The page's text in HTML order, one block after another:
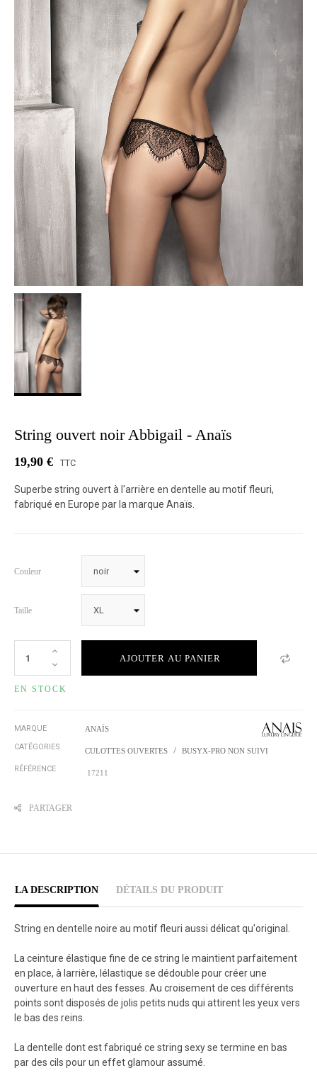
String ouvert noir Abbigail - Anaïs
19,90 € TTC
Superbe string ouvert à l'arrière en dentelle au motif fleuri,
fabriqué en Europe par la marque Anaïs.
Couleur
Taille
AJOUTER AU PANIER
EN STOCK
MARQUE ANAÏS
CATÉGORIES CULOTTES OUVERTES BUSYX-PRO NON SUIVI
RÉFÉRENCE 17211
PARTAGER
LA DESCRIPTION DÉTAILS DU PRODUIT
String en dentelle noire au motif fleuri aussi délicat qu'original.
La ceinture élastique fine de ce string le maintient parfaitement
en place, à larrière, lélastique se dédouble pour créer une
ouverture en haut des fesses. Au croisement de ces différents
points sont disposés de jolis petits nuds qui attirent les yeux vers
le bas des reins.
La dentelle dont est fabriqué ce string sexy se termine en bas
par des cils pour un effet glamour assumé.